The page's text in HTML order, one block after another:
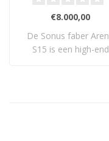
€8.000,00
De Sonus faber
S15 is een high-end